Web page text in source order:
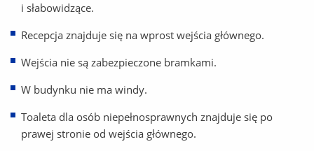
i słabowidzące.
Recepcja znajduje się na wprost wejścia głównego.
Wejścia nie są zabezpieczone bramkami.
W budynku nie ma windy.
Toaleta dla osób niepełnosprawnych znajduje się po
prawej stronie od wejścia głównego.